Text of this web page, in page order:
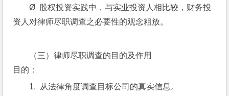
Ø  股权投资实践中，与实业投资人相比较，财务投
资人对律师尽职调查之必要性的观念粗放。
（三）律师尽职调查的目的及作用
目的：
1.  从法律角度调查目标公司的真实信息。